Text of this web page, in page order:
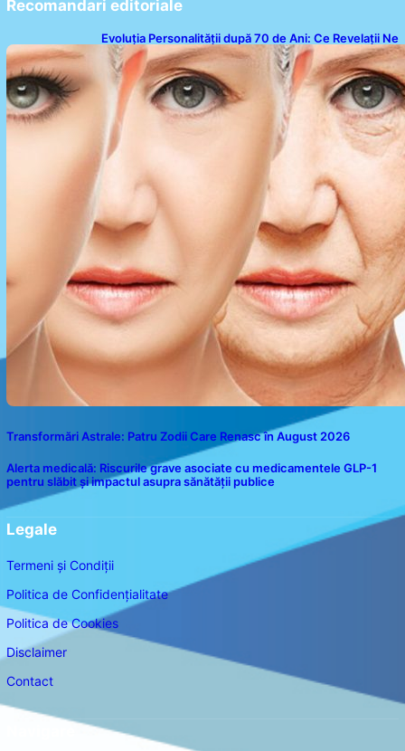
Recomandari editoriale
Evoluția Personalității după 70 de Ani: Ce Revelații Ne
Oferă Studiile Psihologice
Transformări Astrale: Patru Zodii Care Renasc în August 2026
Alerta medicală: Riscurile grave asociate cu medicamentele GLP-1
pentru slăbit și impactul asupra sănătății publice
Legale
Termeni și Condiții
Politica de Confidențialitate
Politica de Cookies
Disclaimer
Contact